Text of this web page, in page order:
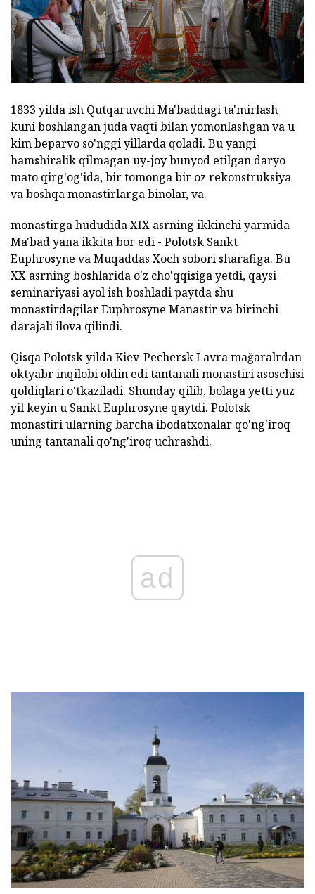
1833 yilda ish Qutqaruvchi Ma'baddagi ta'mirlash
kuni boshlangan juda vaqti bilan yomonlashgan va u
kim beparvo so'nggi yillarda qoladi. Bu yangi
hamshiralik qilmagan uy-joy bunyod etilgan daryo
mato qirg'og'ida, bir tomonga bir oz rekonstruksiya
va boshqa monastirlarga binolar, va.
monastirga hududida XIX asrning ikkinchi yarmida
Ma'bad yana ikkita bor edi - Polotsk Sankt
Euphrosyne va Muqaddas Xoch sobori sharafiga. Bu
XX asrning boshlarida o'z cho'qqisiga yetdi, qaysi
seminariyasi ayol ish boshladi paytda shu
monastirdagilar Euphrosyne Manastir va birinchi
darajali ilova qilindi.
Qisqa Polotsk yilda Kiev-Pechersk Lavra mağaralrdan
oktyabr inqilobi oldin edi tantanali monastiri asoschisi
qoldiqlari o'tkaziladi. Shunday qilib, bolaga yetti yuz
yil keyin u Sankt Euphrosyne qaytdi. Polotsk
monastiri ularning barcha ibodatxonalar qo'ng'iroq
uning tantanali qo'ng'iroq uchrashdi.
ad